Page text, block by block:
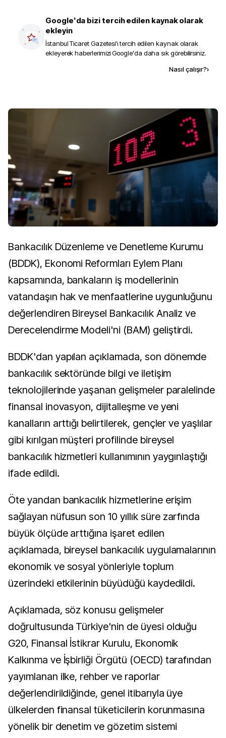
Google'da bizi tercih edilen kaynak olarak
ekleyin
İstanbul Ticaret Gazetesi'i tercih edilen kaynak olarak
ekleyerek haberlerimizi Google'da daha sık görebilirsiniz.
Nasıl çalışır?›
Bankacılık Düzenleme ve Denetleme Kurumu
(BDDK), Ekonomi Reformları Eylem Planı
kapsamında, bankaların iş modellerinin
vatandaşın hak ve menfaatlerine uygunluğunu
değerlendiren Bireysel Bankacılık Analiz ve
Derecelendirme Modeli'ni (BAM) geliştirdi.
BDDK'dan yapılan açıklamada, son dönemde
bankacılık sektöründe bilgi ve iletişim
teknolojilerinde yaşanan gelişmeler paralelinde
finansal inovasyon, dijitalleşme ve yeni
kanalların arttığı belirtilerek, gençler ve yaşlılar
gibi kırılgan müşteri profilinde bireysel
bankacılık hizmetleri kullanımının yaygınlaştığı
ifade edildi.
Öte yandan bankacılık hizmetlerine erişim
sağlayan nüfusun son 10 yıllık süre zarfında
büyük ölçüde arttığına işaret edilen
açıklamada, bireysel bankacılık uygulamalarının
ekonomik ve sosyal yönleriyle toplum
üzerindeki etkilerinin büyüdüğü kaydedildi.
Açıklamada, söz konusu gelişmeler
doğrultusunda Türkiye'nin de üyesi olduğu
G20, Finansal İstikrar Kurulu, Ekonomik
Kalkınma ve İşbirliği Örgütü (OECD) tarafından
yayımlanan ilke, rehber ve raporlar
değerlendirildiğinde, genel itibarıyla üye
ülkelerden finansal tüketicilerin korunmasına
yönelik bir denetim ve gözetim sistemi